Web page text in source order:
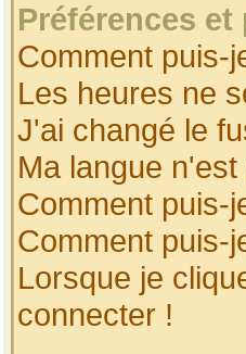
Préférences
Comment puis-
Les heures ne
J'ai changé le
Ma langue
Comment puis-
Comment puis-
Lorsque je
connecter !